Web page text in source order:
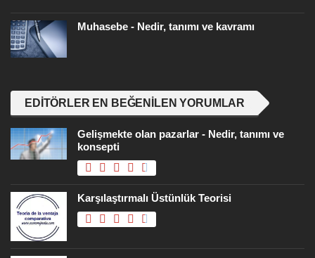
Muhasebe - Nedir, tanımı ve kavramı
EDITÖRLER EN BEĞENILEN YORUMLAR
Gelişmekte olan pazarlar - Nedir, tanımı ve
konsepti
Karşılaştırmalı Üstünlük Teorisi